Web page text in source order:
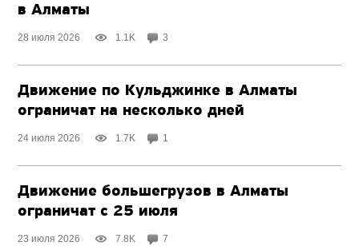
в Алматы
28 июля 2026 1.1K 3
Движение по Кульджинке в Алматы
ограничат на несколько дней
24 июля 2026 1.7K 1
Движение большегрузов в Алматы
ограничат с 25 июля
23 июля 2026 7.8K 7